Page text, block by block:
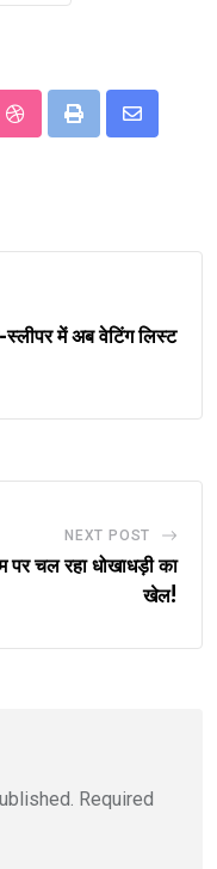
StumbleUpon
Print
Share
में अब वेटिंग लिस्ट
NEXT POST
पर चल रहा धोखाधड़ी का
खेल!
Required